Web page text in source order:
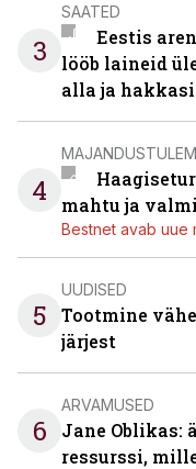
3
SAATED
Eestis
lööb laineid
alla ja
4
mahtu ja
Bestnet avab uue
5
UUDISED
Tootmine
järjest
6
ARVAMUSED
Jane Oblikas:
ressurssi,